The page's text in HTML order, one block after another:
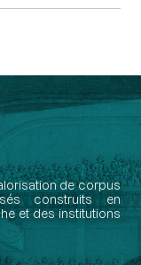
de corpus
construits en
et des institutions